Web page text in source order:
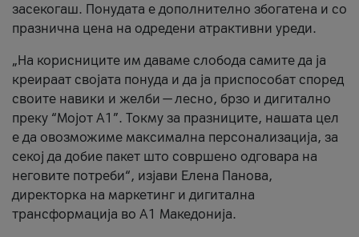
засекогаш. Понудата е дополнително збогатена и со
празнична цена на одредени атрактивни уреди.
„На корисниците им даваме слобода самите да ја
креираат својата понуда и да ја приспособат според
своите навики и желби — лесно, брзо и дигитално
преку “Мојот А1”. Токму за празниците, нашата цел
е да овозможиме максимална персонализација, за
секој да добие пакет што совршено одговара на
неговите потреби“, изјави Елена Панова,
директорка на маркетинг и дигитална
трансформација во А1 Македонија.